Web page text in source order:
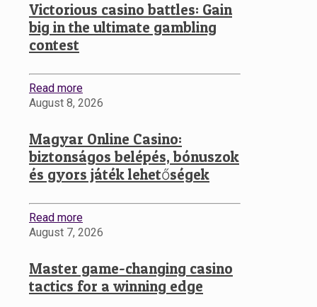
Victorious casino battles: Gain
big in the ultimate gambling
contest
Read more
August 8, 2026
Magyar Online Casino:
biztonságos belépés, bónuszok
és gyors játék lehetőségek
Read more
August 7, 2026
Master game-changing casino
tactics for a winning edge